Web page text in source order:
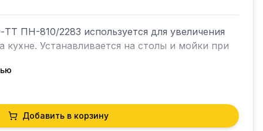
ПН-810/2283 используется для увеличения
кухне. Устанавливается на столы и мойки при
Добавить в корзину